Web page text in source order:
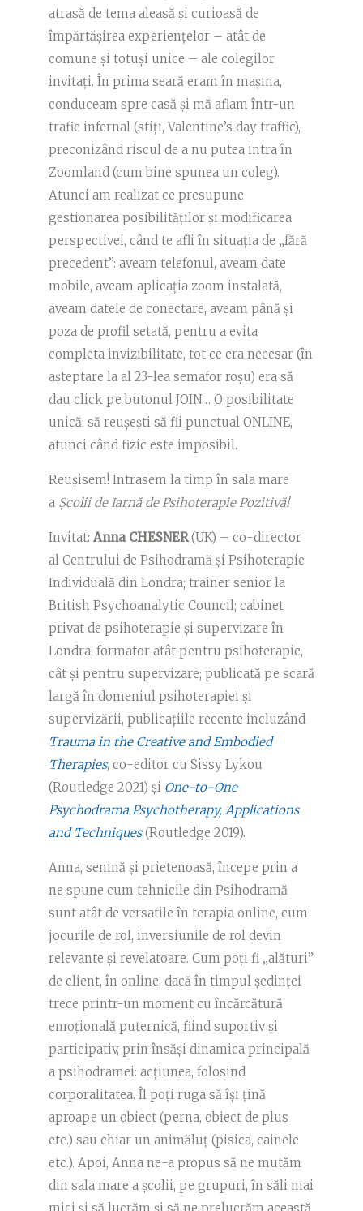
atrasă de tema aleasă și curioasă de
împărtășirea experiențelor – atât de
comune și totuși unice – ale colegilor
invitați. În prima seară eram în mașina,
conduceam spre casă și mă aflam într-un
trafic infernal (stiți, Valentine’s day traffic),
preconizând riscul de a nu putea intra în
Zoomland (cum bine spunea un coleg).
Atunci am realizat ce presupune
gestionarea posibilităților și modificarea
perspectivei, când te afli în situația de „fără
precedent”: aveam telefonul, aveam date
mobile, aveam aplicația zoom instalată,
aveam datele de conectare, aveam până și
poza de profil setată, pentru a evita
completa invizibilitate, tot ce era necesar (în
așteptare la al 23-lea semafor roșu) era să
dau click pe butonul JOIN… O posibilitate
unică: să reușești să fii punctual ONLINE,
atunci când fizic este imposibil.
Reușisem! Intrasem la timp în sala mare
a Școlii de Iarnă de Psihoterapie Pozitivă!
Invitat: Anna CHESNER(UK) – co-director
al Centrului de Psihodramă și Psihoterapie
Individuală din Londra; trainer senior la
British Psychoanalytic Council; cabinet
privat de psihoterapie și supervizare în
Londra; formator atât pentru psihoterapie,
cât și pentru supervizare; publicată pe scară
largă în domeniul psihoterapiei și
supervizării, publicațiile recente incluzând
Trauma in the Creative and Embodied
Therapies, co-editor cu Sissy Lykou
(Routledge 2021) și One-to-One
Psychodrama Psychotherapy, Applications
and Techniques(Routledge 2019).
Anna, senină și prietenoasă, începe prin a
ne spune cum tehnicile din Psihodramă
sunt atât de versatile în terapia online, cum
jocurile de rol, inversiunile de rol devin
relevante și revelatoare. Cum poți fi „alături”
de client, în online, dacă în timpul ședinței
trece printr-un moment cu încărcătură
emoțională puternică, fiind suportiv și
participativ, prin însăși dinamica principală
a psihodramei: acțiunea, folosind
corporalitatea. Îl poți ruga să își țină
aproape un obiect (perna, obiect de plus
etc.) sau chiar un animăluț (pisica, cainele
etc.). Apoi, Anna ne-a propus să ne mutăm
din sala mare a școlii, pe grupuri, în săli mai